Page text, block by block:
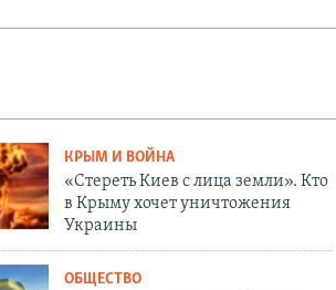
КРЫМ И ВОЙНА
«Стереть Киев с лица земли». Кто
в Крыму хочет уничтожения
Украины
ОБЩЕСТВО